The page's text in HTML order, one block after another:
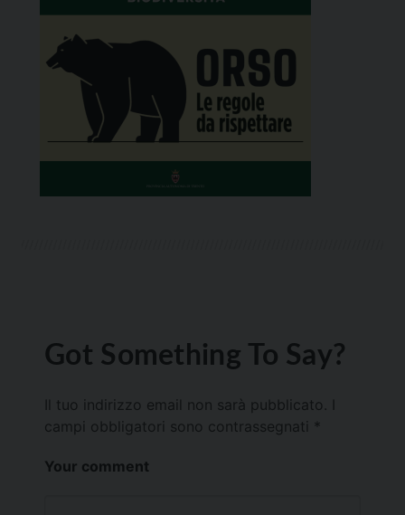
Got Something To Say?
Il tuo indirizzo email non sarà pubblicato.
campi obbligatori sono contrassegnati *
Your comment